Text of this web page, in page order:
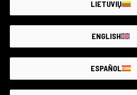
GEBRAUCHTWARE MIT GARANTIE
PROJEKTE
INFORMATIONEN
LIETUVIŲ
ENGLISH
ESPAÑOL